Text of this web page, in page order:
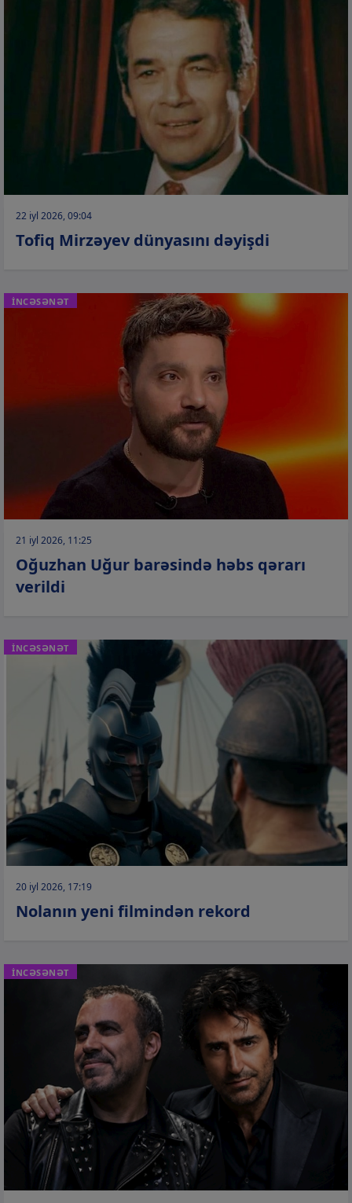
22 iyl 2026, 09:04
Tofiq Mirzəyev dünyasını dəyişdi
İNCƏSƏNƏT
21 iyl 2026, 11:25
Oğuzhan Uğur barəsində həbs qərarı
verildi
İNCƏSƏNƏT
20 iyl 2026, 17:19
Nolanın yeni filmindən rekord
İNCƏSƏNƏT